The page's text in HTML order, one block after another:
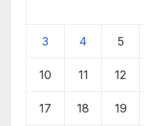
3 4 5
10 11 12
17 18 19